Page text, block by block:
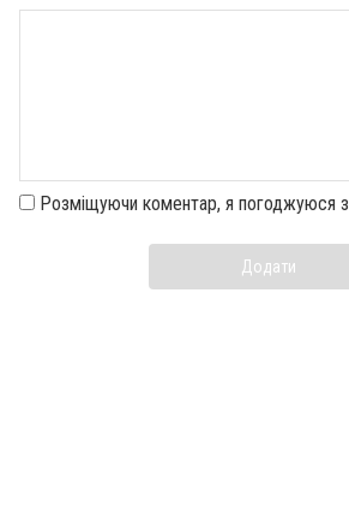
Розміщуючи коментар, я погоджуюся з
Додати